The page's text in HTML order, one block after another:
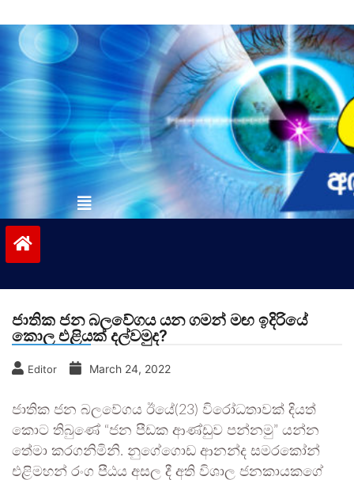
to
contentvinivida.lk
ජාතික ජන බලවේගය යන ගමන් මඟ ඉදිරියේ
කොල එළියක් දල්වමුද?
Editor March 24, 2022
ජාතික ජන බලවේගය ඊයේ(23) විරෝධතාවක් දියත්
කොට තිබුණේ “ජන පීඩක ආණ්ඩුව පන්නමු” යන්න
තේමා කරගනිමිනි. නුගේගොඩ ආනන්ද සමරකෝන්
එළිමහන් රංග පීඨය අසල දී අති විශාල ජනකායකගේ